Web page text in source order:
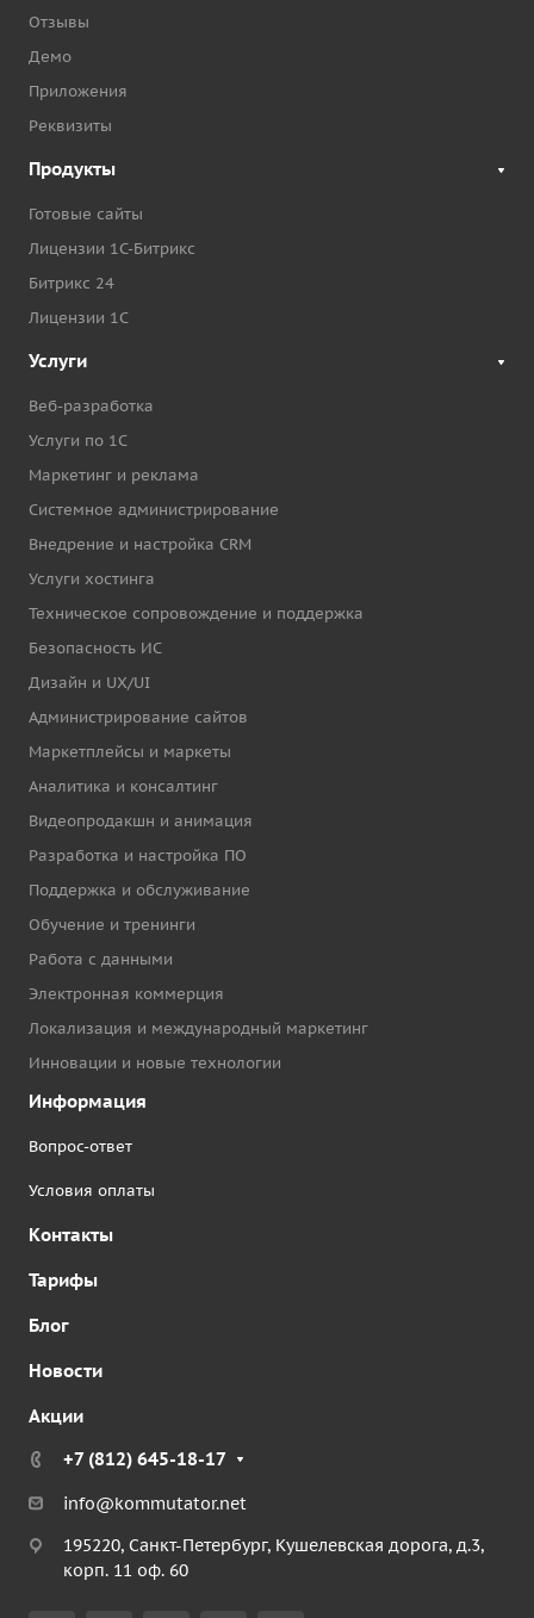
Отзывы
Демо
Приложения
Реквизиты
Продукты
Готовые сайты
Лицензии 1С-Битрикс
Битрикс 24
Лицензии 1С
Услуги
Веб-разработка
Услуги по 1С
Маркетинг и реклама
Системное администрирование
Внедрение и настройка CRM
Услуги хостинга
Техническое сопровождение и поддержка
Безопасность ИС
Дизайн и UX/UI
Администрирование сайтов
Маркетплейсы и маркеты
Аналитика и консалтинг
Видеопродакшн и анимация
Разработка и настройка ПО
Поддержка и обслуживание
Обучение и тренинги
Работа с данными
Электронная коммерция
Локализация и международный маркетинг
Инновации и новые технологии
Информация
Вопрос-ответ
Условия оплаты
Контакты
Тарифы
Блог
Новости
Акции
+7 (812) 645-18-17
info@kommutator.net
195220, Санкт-Петербург, Кушелевская дорога, д.3,
корп. 11 оф. 60